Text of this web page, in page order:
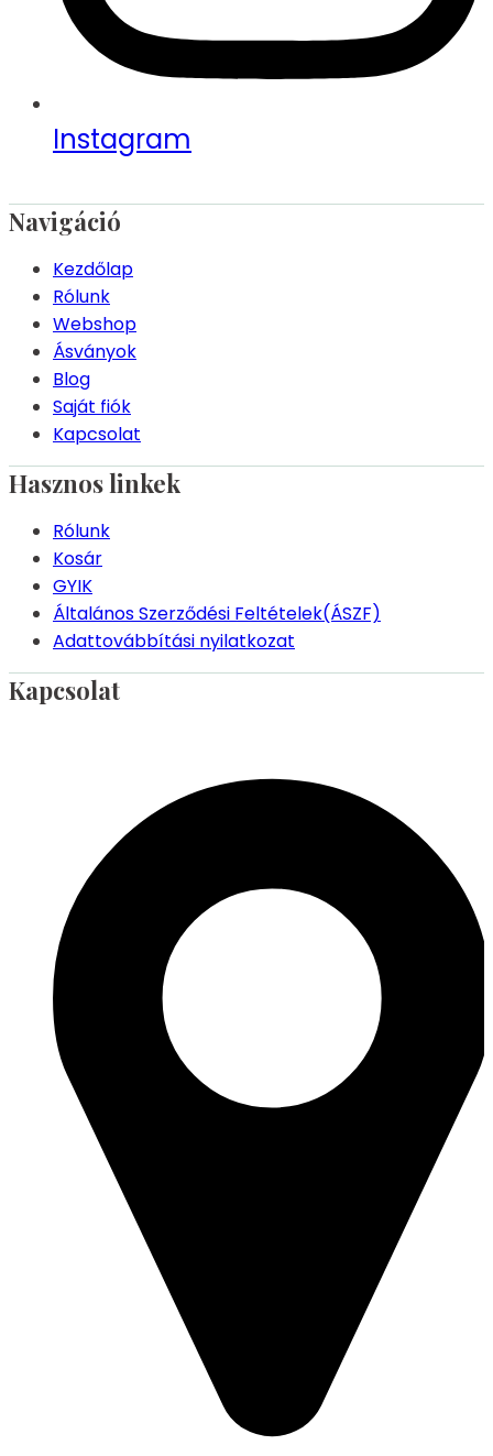
Instagram
Navigáció
Kezdőlap
Rólunk
Webshop
Ásványok
Blog
Saját fiók
Kapcsolat
Hasznos linkek
Rólunk
Kosár
GYIK
Általános Szerződési Feltételek(ÁSZF)
Adattovábbítási nyilatkozat
Kapcsolat